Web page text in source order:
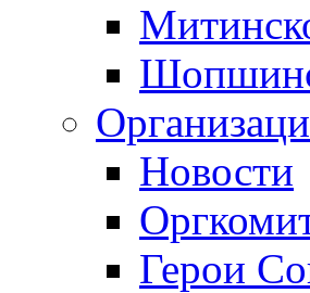
Новости
Герои